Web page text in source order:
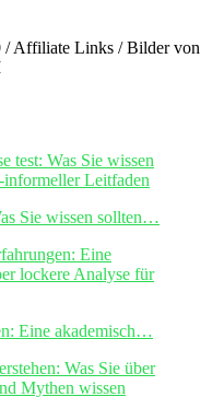
/ Affiliate Links / Bilder von
Sie wissen sollten…
Eine akademisch…